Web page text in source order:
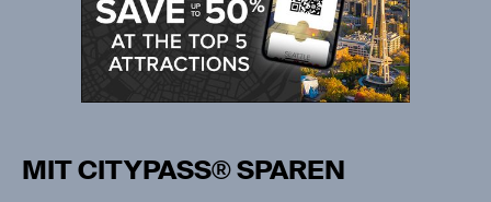
MIT CITYPASS® SPAREN